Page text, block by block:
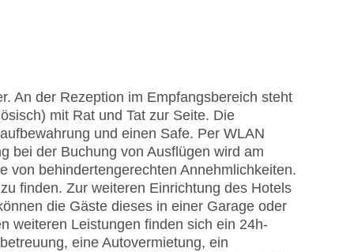
An der Rezeption im Empfangsbereich steht
mit Rat und Tat zur Seite. Die
und einen Safe. Per WLAN
bei der Buchung von Ausflügen wird am
von behindertengerechten Annehmlichkeiten.
finden. Zur weiteren Einrichtung des Hotels
die Gäste dieses in einer Garage oder
weiteren Leistungen finden sich ein 24h-
eine Autovermietung, ein